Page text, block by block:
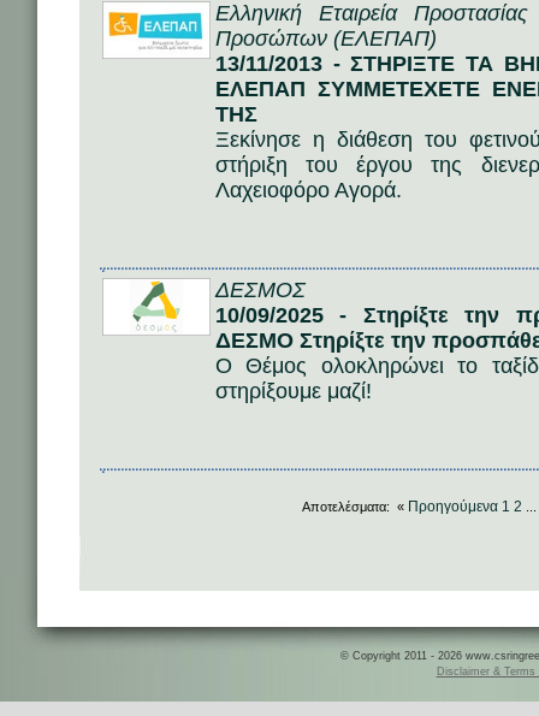
Ελληνική Εταιρεία
Προσώπων (ΕΛΕΠΑΠ)
13/11/2013 - ΣΤΗΡΙΞΤΕ ΤΑ
ΕΛΕΠΑΠ ΣΥΜΜΕΤΕΧΕΤΕ
ΤΗΣ
Ξεκίνησε η διάθεση του
στήριξη του έργου της
Λαχειοφόρο Αγορά.
ΔΕΣΜΟΣ
10/09/2025 - Στηρίξτε την
ΔΕΣΜΟ Στηρίξτε την
Ο Θέμος ολοκληρώνει το
στηρίξουμε μαζί!
Αποτελέσματα: « Προηγούμενα 1 2
© Copyright 2011 - 2026
Disclaimer & Terms